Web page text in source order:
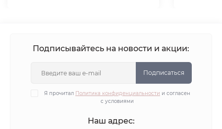
Подписывайтесь на новости и акции:
Подписаться
Я прочитал Политика конфиденциальности и согласен
с условиями
Наш адрес: